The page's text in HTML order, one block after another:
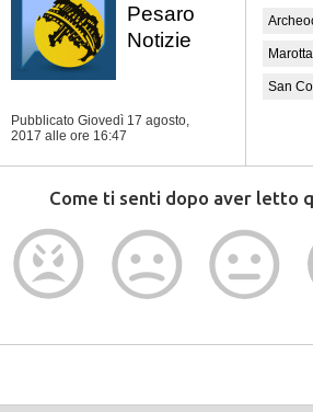
Pesaro
Notizie
Pubblicato Giovedì 17 agosto,
2017 alle ore 16:47
Marotta
San
Come ti senti dopo aver letto